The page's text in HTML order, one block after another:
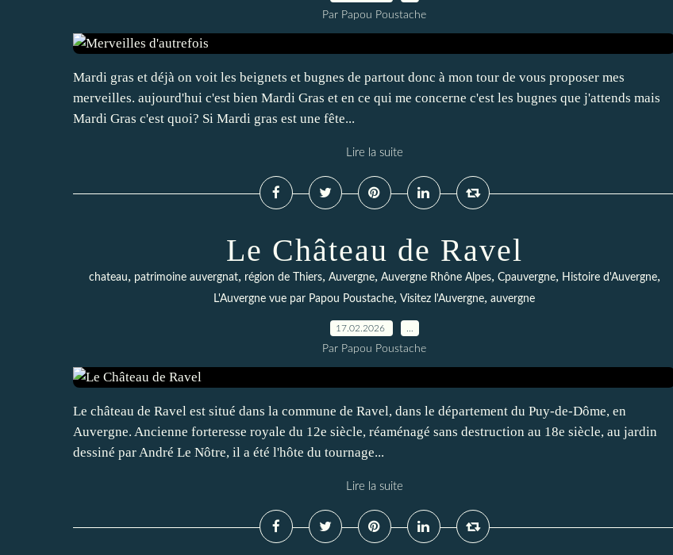
Par Papou Poustache
Mardi gras et déjà on voit les beignets et bugnes de partout donc à mon tour de vous proposer mes
merveilles. aujourd'hui c'est bien Mardi Gras et en ce qui me concerne c'est les bugnes que j'attends mais
Mardi Gras c'est quoi? Si Mardi gras est une fête...
Lire la suite
Le Château de Ravel
chateau, patrimoine auvergnat, région de Thiers, Auvergne, Auvergne Rhône Alpes, Cpauvergne, Histoire d'Auvergne,
L'Auvergne vue par Papou Poustache, Visitez l'Auvergne, auvergne
17.02.2026
Par Papou Poustache
Le château de Ravel est situé dans la commune de Ravel, dans le département du Puy-de-Dôme, en
Auvergne. Ancienne forteresse royale du 12e siècle, réaménagé sans destruction au 18e siècle, au jardin
dessiné par André Le Nôtre, il a été l'hôte du tournage...
Lire la suite